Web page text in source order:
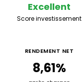
Excellent
Score investissement
RENDEMENT NET
8,61%